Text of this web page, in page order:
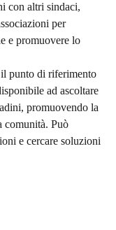
con altri sindaci,
per
e promuovere lo
punto di riferimento
ad ascoltare
promuovendo la
comunità. Può
e cercare soluzioni